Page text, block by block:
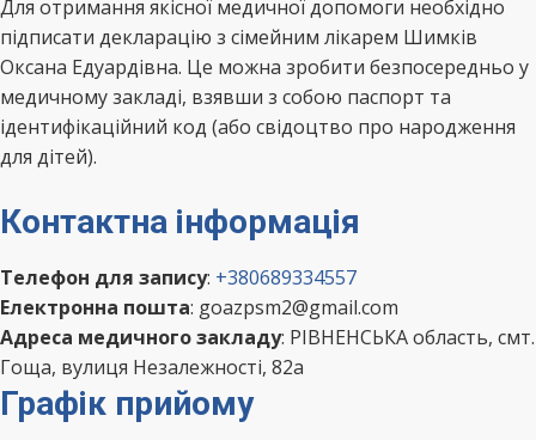
Для отримання якісної медичної допомоги необхідно
підписати декларацію з сімейним лікарем Шимків
Оксана Едуардівна. Це можна зробити безпосередньо у
медичному закладі, взявши з собою паспорт та
ідентифікаційний код (або свідоцтво про народження
для дітей).
Контактна інформація
Телефон для запису: +380689334557
Електронна пошта: goazpsm2@gmail.com
Адреса медичного закладу: РІВНЕНСЬКА область, смт.
Гоща, вулиця Незалежності, 82а
Графік прийому